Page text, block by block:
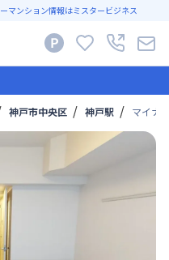
マンション情報はミスタービジネス
神戸市中央区 神戸駅 マイナ